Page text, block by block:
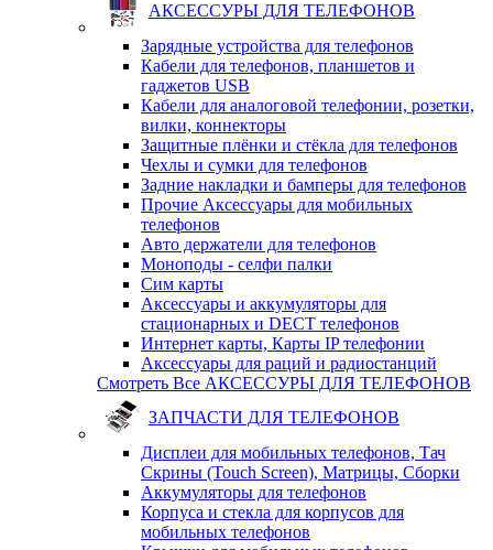
АКСЕССУРЫ ДЛЯ ТЕЛЕФОНОВ
Зарядные устройства для телефонов
Кабели для телефонов, планшетов и
гаджетов USB
Кабели для аналоговой телефонии, розетки,
вилки, коннекторы
Защитные плёнки и стёкла для телефонов
Чехлы и сумки для телефонов
Задние накладки и бамперы для телефонов
Прочие Аксессуары для мобильных
телефонов
Авто держатели для телефонов
Моноподы - селфи палки
Сим карты
Аксессуары и аккумуляторы для
стационарных и DECT телефонов
Интернет карты, Карты IP телефонии
Аксессуары для раций и радиостанций
Смотреть Все АКСЕССУРЫ ДЛЯ ТЕЛЕФОНОВ
ЗАПЧАСТИ ДЛЯ ТЕЛЕФОНОВ
Дисплеи для мобильных телефонов, Тач
Скрины (Touch Screen), Матрицы, Сборки
Аккумуляторы для телефонов
Корпуса и стекла для корпусов для
мобильных телефонов